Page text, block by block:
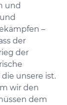
und
–
der
der
unsere ist.
wir den
dem